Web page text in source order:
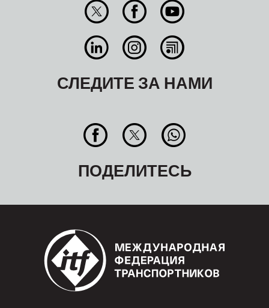
СЛЕДИТЕ ЗА НАМИ
ПОДЕЛИТЕСЬ